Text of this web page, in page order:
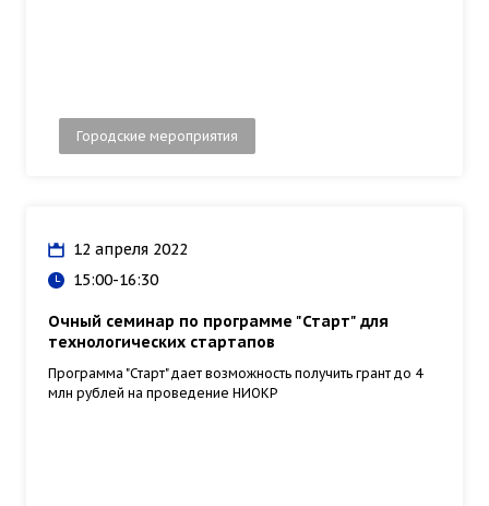
Городские мероприятия
12 апреля 2022
15:00-16:30
Очный семинар по программе "Старт" для
технологических стартапов
Программа "Старт" дает возможность получить грант до 4
млн рублей на проведение НИОКР